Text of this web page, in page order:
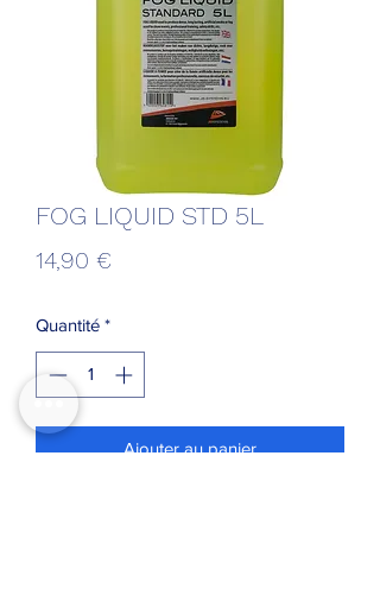
FOG LIQUID STD 5L
14,90 €
Quantité *
Ajouter au panier